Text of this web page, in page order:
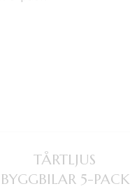
TÅRTLJUS
BYGGBILAR 5-PACK